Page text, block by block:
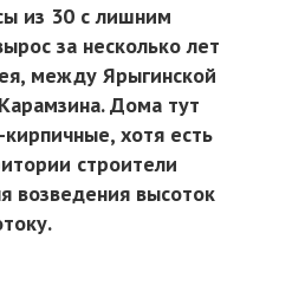
из 30 с лишним
за несколько лет
между Ярыгинской
Дома тут
хотя есть
строители
возведения высоток